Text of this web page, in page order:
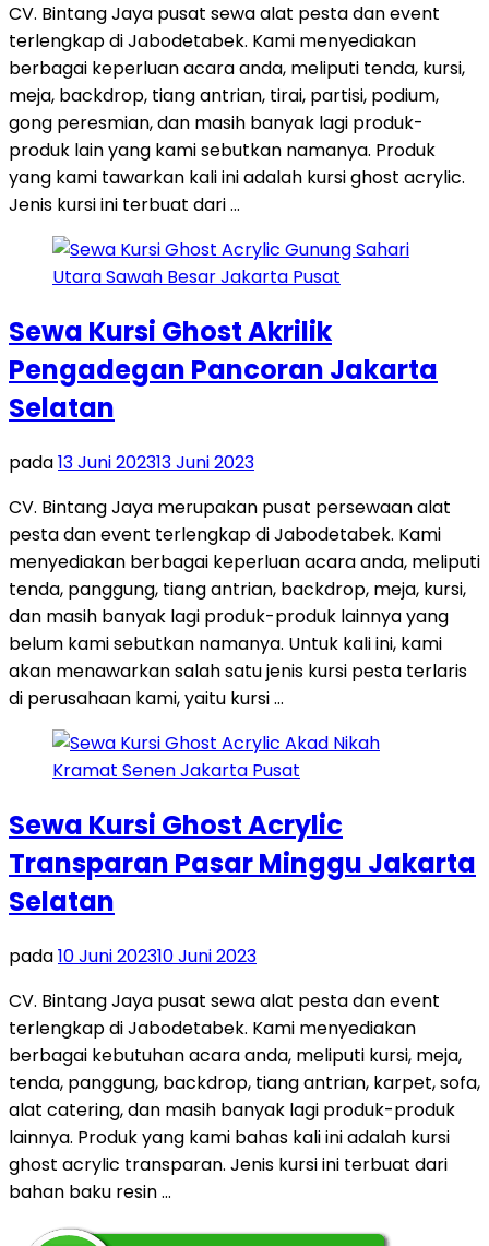
CV. Bintang Jaya pusat sewa alat pesta dan event
terlengkap di Jabodetabek. Kami menyediakan
berbagai keperluan acara anda, meliputi tenda, kursi,
meja, backdrop, tiang antrian, tirai, partisi, podium,
gong peresmian, dan masih banyak lagi produk-
produk lain yang kami sebutkan namanya. Produk
yang kami tawarkan kali ini adalah kursi ghost acrylic.
Jenis kursi ini terbuat dari …
Sewa Kursi Ghost Akrilik
Pengadegan Pancoran Jakarta
Selatan
pada13 Juni 202313 Juni 2023
CV. Bintang Jaya merupakan pusat persewaan alat
pesta dan event terlengkap di Jabodetabek. Kami
menyediakan berbagai keperluan acara anda, meliputi
tenda, panggung, tiang antrian, backdrop, meja, kursi,
dan masih banyak lagi produk-produk lainnya yang
belum kami sebutkan namanya. Untuk kali ini, kami
akan menawarkan salah satu jenis kursi pesta terlaris
di perusahaan kami, yaitu kursi …
Sewa Kursi Ghost Acrylic
Transparan Pasar Minggu Jakarta
Selatan
pada10 Juni 202310 Juni 2023
CV. Bintang Jaya pusat sewa alat pesta dan event
terlengkap di Jabodetabek. Kami menyediakan
berbagai kebutuhan acara anda, meliputi kursi, meja,
tenda, panggung, backdrop, tiang antrian, karpet, sofa,
alat catering, dan masih banyak lagi produk-produk
lainnya. Produk yang kami bahas kali ini adalah kursi
ghost acrylic transparan. Jenis kursi ini terbuat dari
bahan baku resin …